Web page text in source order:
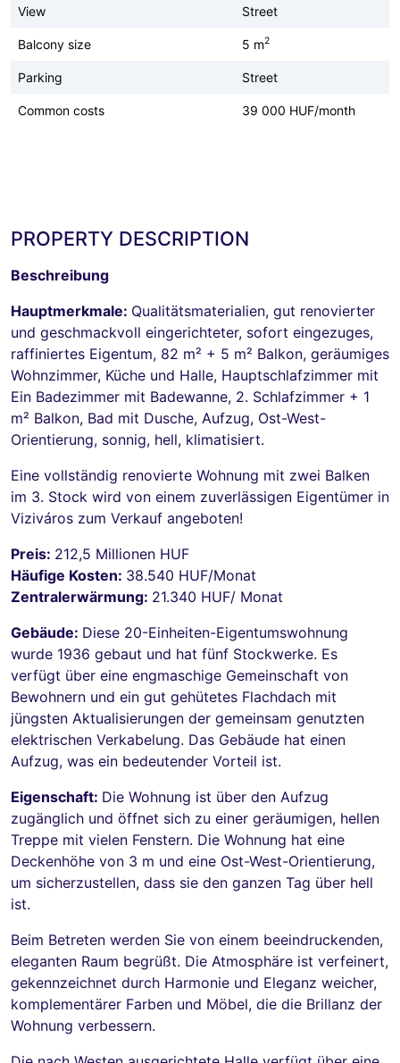
View Street
Balcony size 5 m2
Parking Street
Common costs 39 000 HUF/month
PROPERTY DESCRIPTION
Beschreibung
Hauptmerkmale: Qualitätsmaterialien, gut renovierter
und geschmackvoll eingerichteter, sofort eingezuges,
raffiniertes Eigentum, 82 m² + 5 m² Balkon, geräumiges
Wohnzimmer, Küche und Halle, Hauptschlafzimmer mit
Ein Badezimmer mit Badewanne, 2. Schlafzimmer + 1
m² Balkon, Bad mit Dusche, Aufzug, Ost-West-
Orientierung, sonnig, hell, klimatisiert.
Eine vollständig renovierte Wohnung mit zwei Balken
im 3. Stock wird von einem zuverlässigen Eigentümer in
Viziváros zum Verkauf angeboten!
Preis: 212,5 Millionen HUF
Häufige Kosten: 38.540 HUF/Monat
Zentralerwärmung: 21.340 HUF/ Monat
Gebäude: Diese 20-Einheiten-Eigentumswohnung
wurde 1936 gebaut und hat fünf Stockwerke. Es
verfügt über eine engmaschige Gemeinschaft von
Bewohnern und ein gut gehütetes Flachdach mit
jüngsten Aktualisierungen der gemeinsam genutzten
elektrischen Verkabelung. Das Gebäude hat einen
Aufzug, was ein bedeutender Vorteil ist.
Eigenschaft: Die Wohnung ist über den Aufzug
zugänglich und öffnet sich zu einer geräumigen, hellen
Treppe mit vielen Fenstern. Die Wohnung hat eine
Deckenhöhe von 3 m und eine Ost-West-Orientierung,
um sicherzustellen, dass sie den ganzen Tag über hell
ist.
Beim Betreten werden Sie von einem beeindruckenden,
eleganten Raum begrüßt. Die Atmosphäre ist verfeinert,
gekennzeichnet durch Harmonie und Eleganz weicher,
komplementärer Farben und Möbel, die die Brillanz der
Wohnung verbessern.